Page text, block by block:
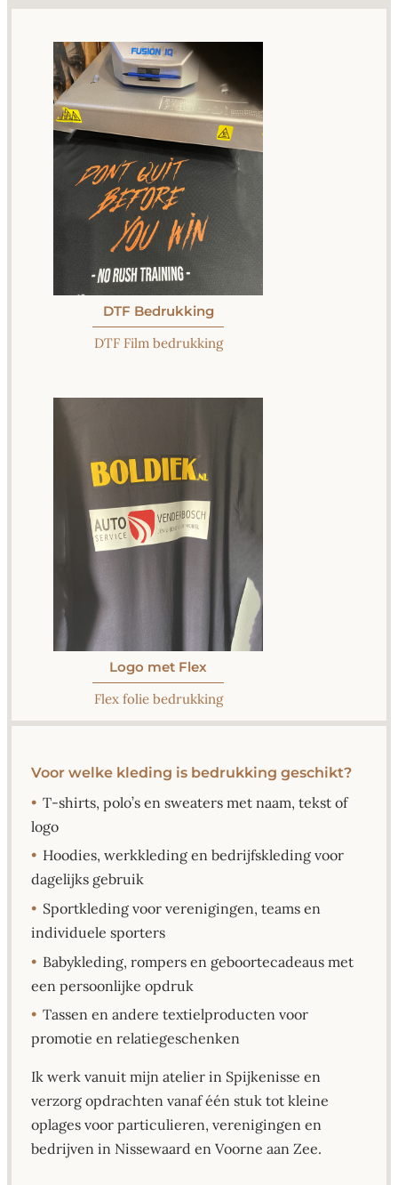
DTF Bedrukking
DTF Film bedrukking
Logo met Flex
Flex folie bedrukking
Voor welke kleding is bedrukking geschikt?
• T-shirts, polo’s en sweaters met naam, tekst of
logo
• Hoodies, werkkleding en bedrijfskleding voor
dagelijks gebruik
• Sportkleding voor verenigingen, teams en
individuele sporters
• Babykleding, rompers en geboortecadeaus met
een persoonlijke opdruk
• Tassen en andere textielproducten voor
promotie en relatiegeschenken
Ik werk vanuit mijn atelier in Spijkenisse en
verzorg opdrachten vanaf één stuk tot kleine
oplages voor particulieren, verenigingen en
bedrijven in Nissewaard en Voorne aan Zee.